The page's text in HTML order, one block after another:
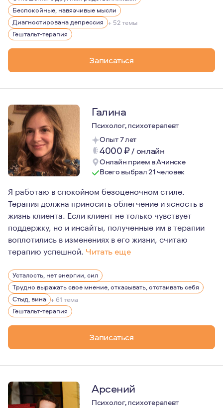
Занимаюсь профилактикой зависимостей среди
Являюсь психологом в проекте психологической
Увлечён пешим горным туризмом, люблю архитектуру
Я женат, отец восьмилетнего сына.
Беспокойные, навязчивые мысли
Диагностирована депрессия + 52 темы
Гештальт-терапия
Записаться
Галина
Психолог, психотерапевт
Опыт 7 лет
4000₽/ онлайн
Онлайн прием в Ачинске
Всего выбрал 21 человек
Я работаю в спокойном безоценочном стиле.
Терапия должна приносить облегчение и ясность в
жизнь клиента. Если клиент не только чувствует
поддержку, но и инсайты, полученные им в терапии
воплотились в изменениях в его жизни, считаю
терапию успешной. Читать еще
В работе я применяю гештальт-подход, знания из
Усталость, нет энергии, сил
Трудно выражать свое мнение, отказывать, отстаивать себя
Стыд, вина + 61 тема
Гештальт-терапия
Записаться
Арсений
Психолог, психотерапевт